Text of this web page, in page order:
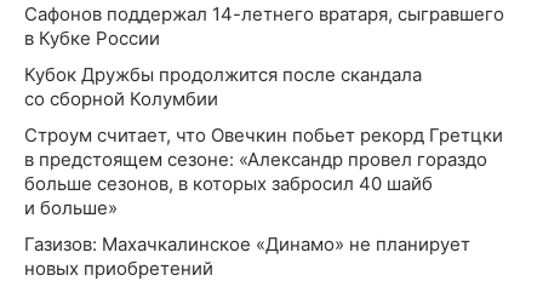
Сафонов поддержал 14-летнего вратаря, сыгравшего
в Кубке России
Кубок Дружбы продолжится после скандала
со сборной Колумбии
Строум считает, что Овечкин побьет рекорд Гретцки
в предстоящем сезоне: «Александр провел гораздо
больше сезонов, в которых забросил 40 шайб
и больше»
Газизов: Махачкалинское «Динамо» не планирует
новых приобретений